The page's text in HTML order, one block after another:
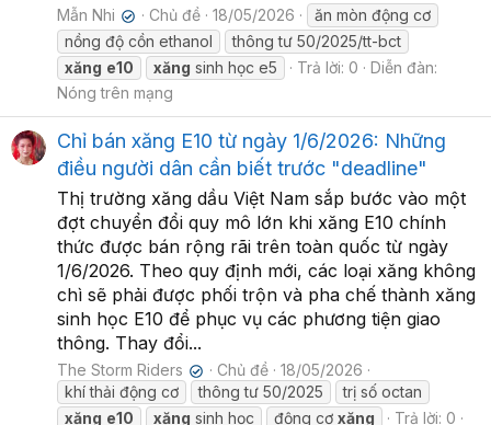
Mẫn Nhi ✔ Chủ đề 18/05/2026
ăn mòn động cơ
nồng độ cồn ethanol
thông tư 50/2025/tt-bct
xăng e10 xăng sinh học e5 Trả lời: 0
Diễn đàn:
Nóng trên mạng
Chỉ bán xăng E10 từ ngày 1/6/2026: Những
điều người dân cần biết trước "deadline"
Thị trường xăng dầu Việt Nam sắp bước vào một
đợt chuyển đổi quy mô lớn khi xăng E10 chính
thức được bán rộng rãi trên toàn quốc từ ngày
1/6/2026. Theo quy định mới, các loại xăng không
chì sẽ phải được phối trộn và pha chế thành xăng
sinh học E10 để phục vụ các phương tiện giao
thông. Thay đổi...
The Storm Riders ✔ Chủ đề
18/05/2026
khí thải động cơ
thông tư 50/2025
trị số octan
xăng e10 xăng sinh học động cơ xăng Trả lời: 0